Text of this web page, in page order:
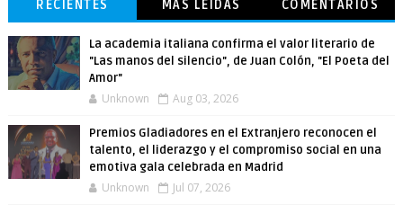
RECIENTES MÁS LEÍDAS COMENTARIOS
La academia italiana confirma el valor literario de
"Las manos del silencio", de Juan Colón, "El Poeta del
Amor"
Unknown Aug 03, 2026
Premios Gladiadores en el Extranjero reconocen el
talento, el liderazgo y el compromiso social en una
emotiva gala celebrada en Madrid
Unknown Jul 07, 2026